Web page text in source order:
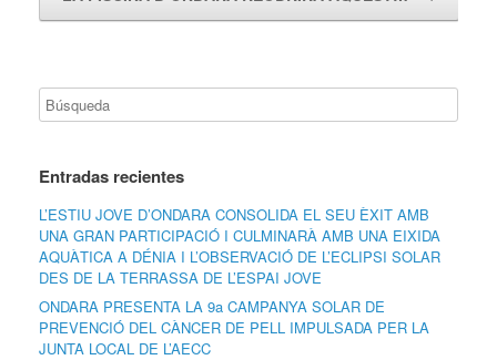
Entradas recientes
L’ESTIU JOVE D’ONDARA CONSOLIDA EL SEU ÈXIT AMB
UNA GRAN PARTICIPACIÓ I CULMINARÀ AMB UNA EIXIDA
AQUÀTICA A DÉNIA I L’OBSERVACIÓ DE L’ECLIPSI SOLAR
DES DE LA TERRASSA DE L’ESPAI JOVE
ONDARA PRESENTA LA 9a CAMPANYA SOLAR DE
PREVENCIÓ DEL CÀNCER DE PELL IMPULSADA PER LA
JUNTA LOCAL DE L’AECC